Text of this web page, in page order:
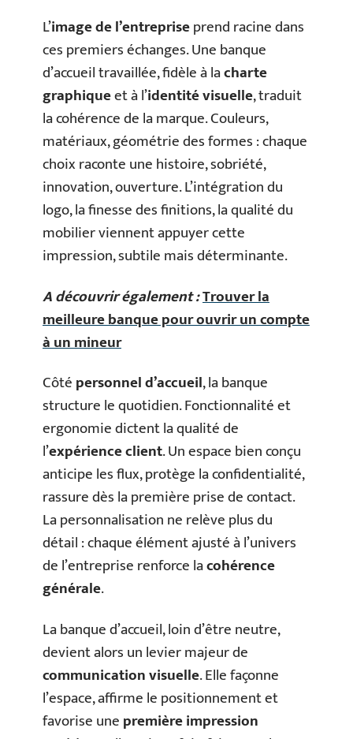
L’image de l’entrepriseprend racine dans
ces premiers échanges. Une banque
d’accueil travaillée, fidèle à lacharte
graphiqueet à l’identité visuelle, traduit
la cohérence de la marque. Couleurs,
matériaux, géométrie des formes : chaque
choix raconte une histoire, sobriété,
innovation, ouverture. L’intégration du
logo, la finesse des finitions, la qualité du
mobilier viennent appuyer cette
impression, subtile mais déterminante.
A découvrir également :Trouver la
meilleure banque pour ouvrir un compte
à un mineur
Côtépersonnel d’accueil, la banque
structure le quotidien. Fonctionnalité et
ergonomie dictent la qualité de
l’expérience client. Un espace bien conçu
anticipe les flux, protège la confidentialité,
rassure dès la première prise de contact.
La personnalisation ne relève plus du
détail : chaque élément ajusté à l’univers
de l’entreprise renforce lacohérence
générale.
La banque d’accueil, loin d’être neutre,
devient alors un levier majeur de
communication visuelle. Elle façonne
l’espace, affirme le positionnement et
favorise unepremière impression